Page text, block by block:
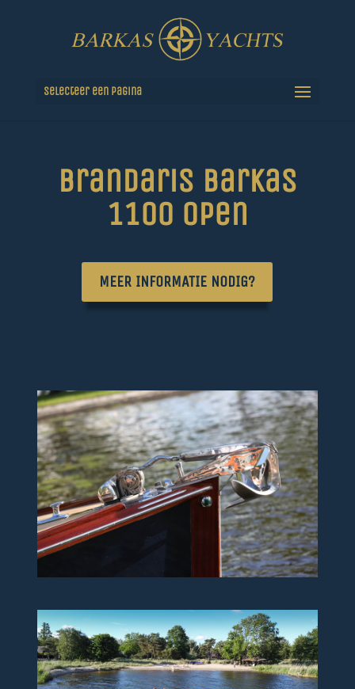
Selecteer een pagina
Brandaris Barkas
1100 open
MEER INFORMATIE NODIG?